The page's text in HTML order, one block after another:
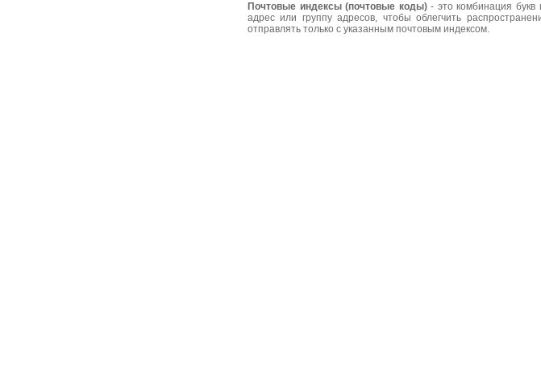
Почтовые индексы (почтовые коды)- это комбинация букв
адрес или группу адресов, чтобы облегчить
отправлять только с указанным почтовым индексом.